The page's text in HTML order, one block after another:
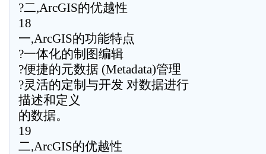
?二,ArcGIS的优越性
18
一,ArcGIS的功能特点
?一体化的制图编辑
?便捷的元数据 (Metadata)管理
?灵活的定制与开发 对数据进行
描述和定义
的数据。
19
二,ArcGIS的优越性